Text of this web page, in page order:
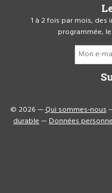
1 à 2 fois par mois,
programmée,
© 2026 —Qui sommes-nous
durable—Données